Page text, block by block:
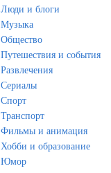
Люди и блоги
Музыка
Общество
Путешествия и события
Развлечения
Сериалы
Спорт
Транспорт
Фильмы и анимация
Хобби и образование
Юмор